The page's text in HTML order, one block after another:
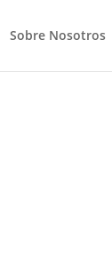
Sobre Nosotros